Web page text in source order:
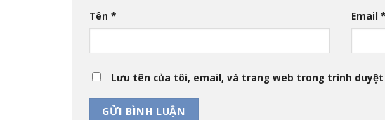
Tên * Email*
Lưu tên của tôi, email, và trang web trong trình